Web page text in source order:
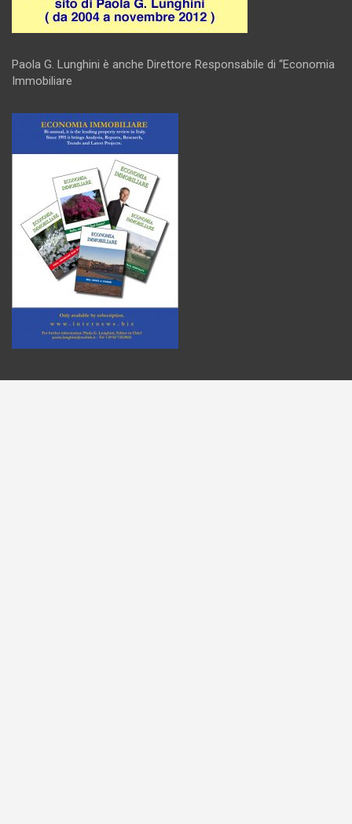
Paola G. Lunghini è anche Direttore Responsabile di “Economia
Immobiliare